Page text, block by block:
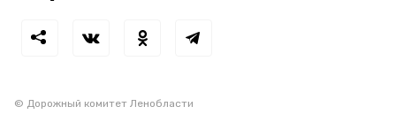
© Дорожный комитет Ленобласти